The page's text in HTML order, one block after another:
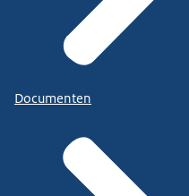
Documenten